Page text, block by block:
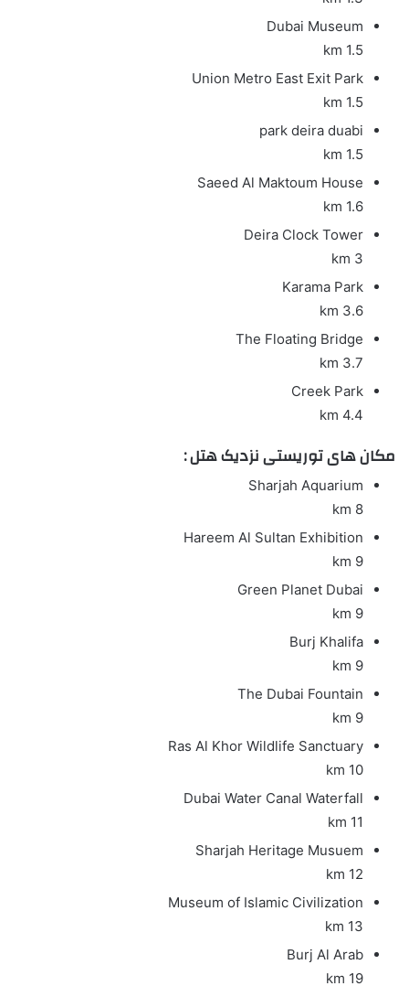
Dubai Museum
1.5 km
Union Metro East Exit Park
1.5 km
park deira duabi
1.5 km
Saeed Al Maktoum House
1.6 km
Deira Clock Tower
3 km
Karama Park
3.6 km
The Floating Bridge
3.7 km
Creek Park
4.4 km
مکان های توریستی نزدیک هتل :
Sharjah Aquarium
8 km
Hareem Al Sultan Exhibition
9 km
Green Planet Dubai
9 km
Burj Khalifa
9 km
The Dubai Fountain
9 km
Ras Al Khor Wildlife Sanctuary
10 km
Dubai Water Canal Waterfall
11 km
Sharjah Heritage Musuem
12 km
Museum of Islamic Civilization
13 km
Burj Al Arab
19 km